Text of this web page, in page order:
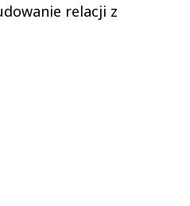
relacji z